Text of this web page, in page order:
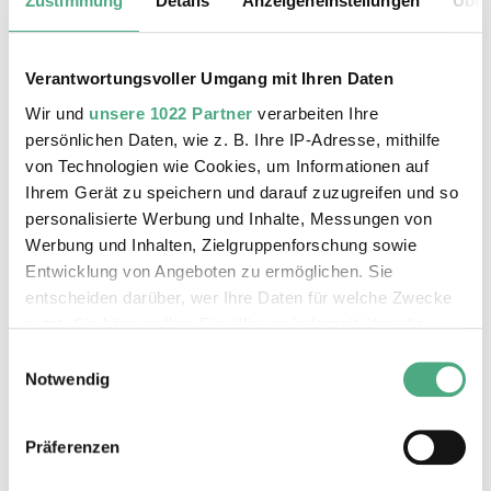
Verantwortungsvoller Umgang mit Ihren Daten
Wir und unsere 1022 Partner verarbeiten Ihre
persönlichen Daten, wie z. B. Ihre IP-Adresse, mithilfe
von Technologien wie Cookies, um Informationen auf
Ihrem Gerät zu speichern und darauf zuzugreifen und so
personalisierte Werbung und Inhalte, Messungen von
Werbung und Inhalten, Zielgruppenforschung sowie
Entwicklung von Angeboten zu ermöglichen. Sie
entscheiden darüber, wer Ihre Daten für welche Zwecke
nutzt. Sie können Ihre Einwilligung jederzeit über die
Trigger Symbol ändern oder widerrufen
Informationen über Ihre geografische Lage erfassen,
Notwendig
Präferenzen
Thomas Mann ZB HF
Copyright: Verlag S. Fischer | courtesy
Literarisch durchleuchtet Thomas Mann in
seinem RomanDer Zauberbergvon 1924 Körper
und Seelen. Dabei entfaltet er das Psychogramm
einer Gesellschaft am Abgrund, die sich in den
Jahren vor dem Ersten Weltkrieg in einem
Sanatorium in den Schweizer Bergen von der
Welt isoliert. Die Röntgendurchleuchtung der
Innersten kranken, zerfallenden